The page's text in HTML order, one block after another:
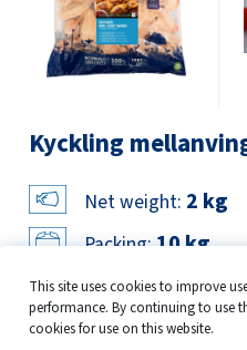
Kyckling
Net weight: 2 kg
Packing:10 kg
Shelf life:545
This site uses cookies to improve
performance. By continuing to use
cookies for use on this website.